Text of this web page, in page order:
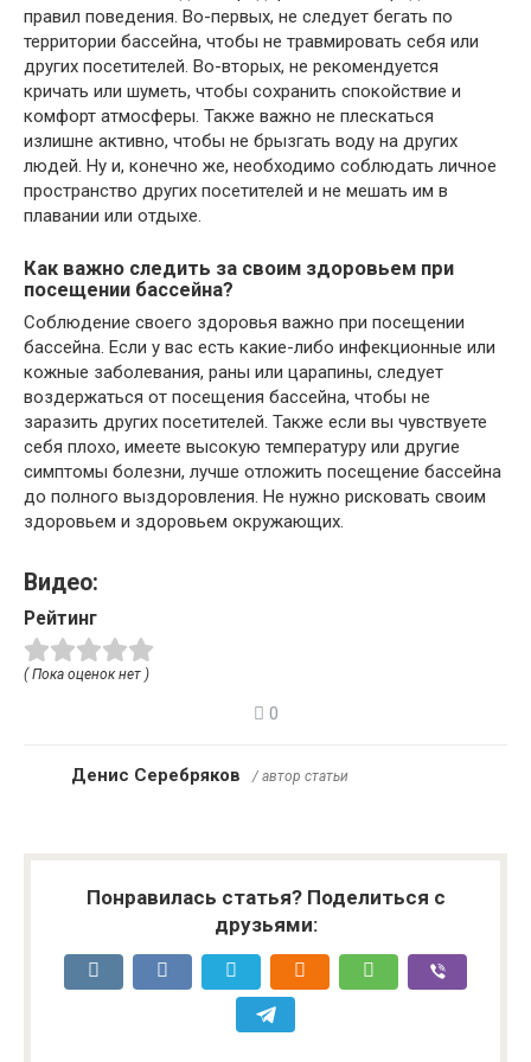
правил поведения. Во-первых, не следует бегать по
территории бассейна, чтобы не травмировать себя или
других посетителей. Во-вторых, не рекомендуется
кричать или шуметь, чтобы сохранить спокойствие и
комфорт атмосферы. Также важно не плескаться
излишне активно, чтобы не брызгать воду на других
людей. Ну и, конечно же, необходимо соблюдать личное
пространство других посетителей и не мешать им в
плавании или отдыхе.
Как важно следить за своим здоровьем при
посещении бассейна?
Соблюдение своего здоровья важно при посещении
бассейна. Если у вас есть какие-либо инфекционные или
кожные заболевания, раны или царапины, следует
воздержаться от посещения бассейна, чтобы не
заразить других посетителей. Также если вы чувствуете
себя плохо, имеете высокую температуру или другие
симптомы болезни, лучше отложить посещение бассейна
до полного выздоровления. Не нужно рисковать своим
здоровьем и здоровьем окружающих.
Видео:
Рейтинг
( Пока оценок нет )
0
Денис Серебряков / автор статьи
Понравилась статья? Поделиться с
друзьями: